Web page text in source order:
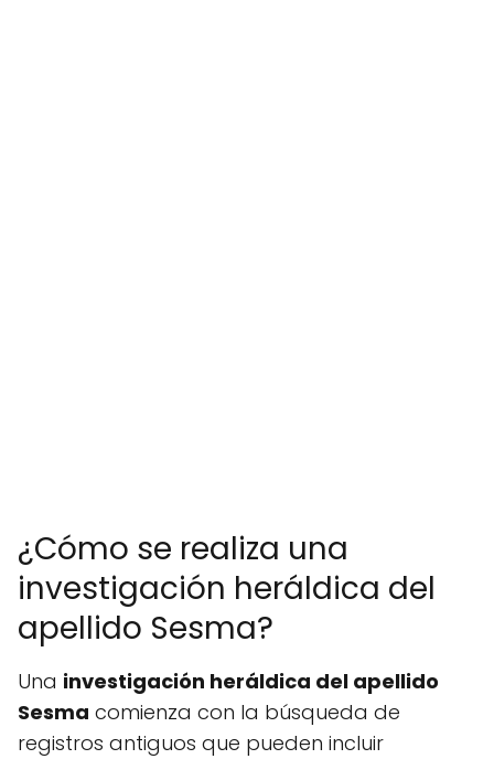
¿Cómo se realiza una
investigación heráldica del
apellido Sesma?
Una investigación heráldica del apellido
Sesma comienza con la búsqueda de
registros antiguos que pueden incluir